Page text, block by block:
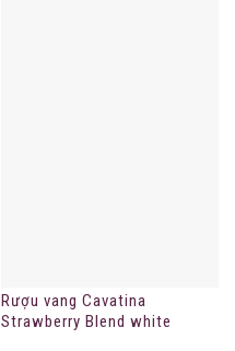
Rượu vang Cavatina
Strawberry Blend white